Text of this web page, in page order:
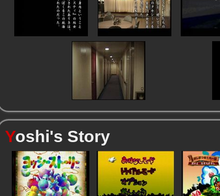
Yoshi's Story